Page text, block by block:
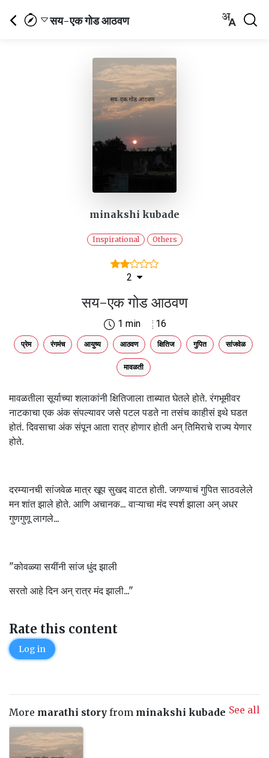
सय-एक गोड आठवण
minakshi kubade
Inspirational Others
2
सय-एक गोड आठवण
1 min 16
प्रेम रंगमंच आयुष्य आठवण क्षितिज गुपित सांजवेळ
मावळती
मावळतीला सूर्याच्या शलाकांनी क्षितिजाला ताब्यात घेतले होते. रंगभूमीवर
नाटकाचा एक अंक संपल्यावर जसे पटल पडते ना तसंच काहीसं इथे घडत
होतं. दिवसाचा अंक संपून आता रात्र होणार होती अन् तिमिराचे राज्य येणार
होते.
दरम्यानची सांजवेळ मात्र खूप सुखद वाटत होती. जगण्याचं गुपित साठवलेले
मन शांत झाले होते. आणि अचानक... वाऱ्याचा मंद स्पर्श झाला अन् अधर
गुणगुणू लागले...
"कोवळ्या सयींनी सांज धुंद झाली
सरतो आहे दिन अन् रात्र मंद झाली..."
Rate this content
Log in
More marathi story from minakshi kubade See all